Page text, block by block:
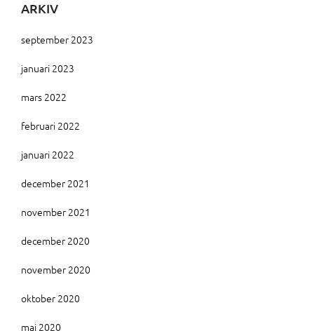
ARKIV
september 2023
januari 2023
mars 2022
februari 2022
januari 2022
december 2021
november 2021
december 2020
november 2020
oktober 2020
maj 2020